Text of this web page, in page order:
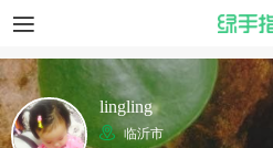
lingling
临沂市